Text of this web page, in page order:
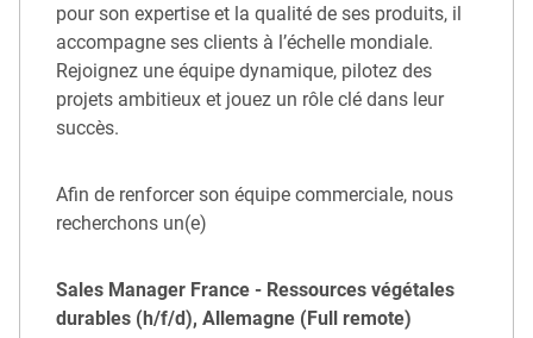
pour son expertise et la qualité de ses produits, il
accompagne ses clients à l’échelle mondiale.
Rejoignez une équipe dynamique, pilotez des
projets ambitieux et jouez un rôle clé dans leur
succès.
Afin de renforcer son équipe commerciale, nous
recherchons un(e)
Sales Manager France - Ressources végétales
durables (h/f/d), Allemagne (Full remote)